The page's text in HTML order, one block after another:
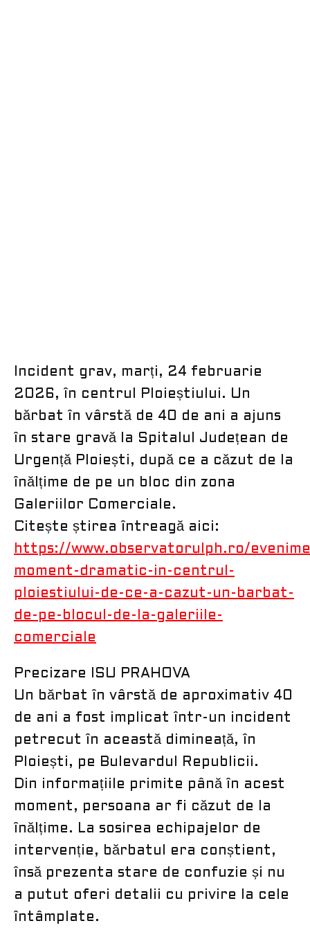
Incident grav, marți, 24 februarie
2026, în centrul Ploieștiului. Un
bărbat în vârstă de 40 de ani a ajuns
în stare gravă la Spitalul Județean de
Urgență Ploiești, după ce a căzut de la
înălțime de pe un bloc din zona
Galeriilor Comerciale.
Citește știrea întreagă aici:
https://www.observatorulph.ro/
moment-dramatic-in-centrul-
ploiestiului-de-ce-a-cazut-un-barbat-
de-pe-blocul-de-la-galeriile-
comerciale
Precizare ISU PRAHOVA
Un bărbat în vârstă de aproximativ 40
de ani a fost implicat într-un incident
petrecut în această dimineață, în
Ploiești, pe Bulevardul Republicii.
Din informațiile primite până în acest
moment, persoana ar fi căzut de la
înălțime. La sosirea echipajelor de
intervenție, bărbatul era conștient,
însă prezenta stare de confuzie și nu
a putut oferi detalii cu privire la cele
întâmplate.